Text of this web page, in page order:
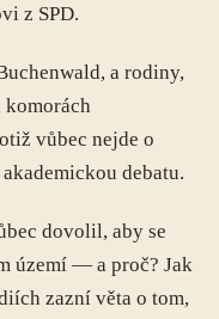
z SPD.
a rodiny,
vůbec nejde o
debatu.
dovolil, aby se
území — a proč? Jak
zazní věta o tom,